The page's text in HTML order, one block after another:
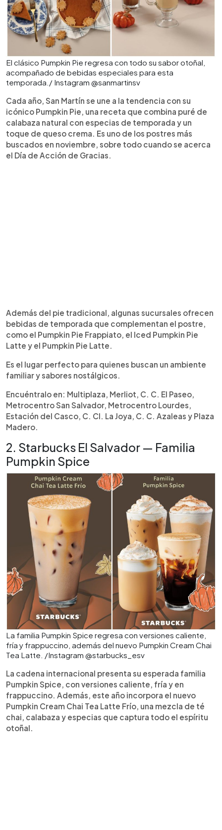
El clásico Pumpkin Pie regresa con todo su sabor otoñal,
acompañado de bebidas especiales para esta
temporada./ Instagram @sanmartinsv
Cada año, San Martín se une a la tendencia con su
icónico Pumpkin Pie, una receta que combina puré de
calabaza natural con especias de temporada y un
toque de queso crema. Es uno de los postres más
buscados en noviembre, sobre todo cuando se acerca
el Día de Acción de Gracias.
Además del pie tradicional, algunas sucursales ofrecen
bebidas de temporada que complementan el postre,
como el Pumpkin Pie Frappiato, el Iced Pumpkin Pie
Latte y el Pumpkin Pie Latte.
Es el lugar perfecto para quienes buscan un ambiente
familiar y sabores nostálgicos.
Encuéntralo en: Multiplaza, Merliot, C. C. El Paseo,
Metrocentro San Salvador, Metrocentro Lourdes,
Estación del Casco, C. Cl. La Joya, C. C. Azaleas y Plaza
Madero.
2. Starbucks El Salvador — Familia
Pumpkin Spice
La familia Pumpkin Spice regresa con versiones caliente,
fría y frappuccino, además del nuevo Pumpkin Cream Chai
Tea Latte. /Instagram @starbucks_esv
La cadena internacional presenta su esperada familia
Pumpkin Spice, con versiones caliente, fría y en
frappuccino. Además, este año incorpora el nuevo
Pumpkin Cream Chai Tea Latte Frío, una mezcla de té
chai, calabaza y especias que captura todo el espíritu
otoñal.